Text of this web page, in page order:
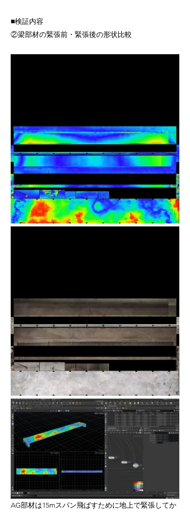
■検証内容
②梁部材の緊張前・緊張後の形状比較
AG部材は15mスパン飛ばすために地上で緊張してか